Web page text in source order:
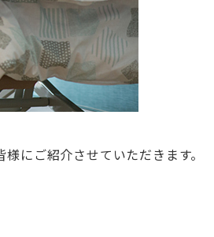
にご紹介させていただきます。